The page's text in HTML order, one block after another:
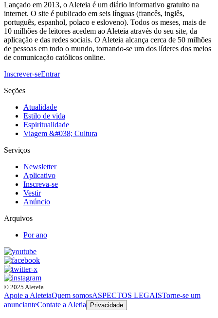
Lançado em 2013, o Aleteia é um diário informativo gratuito na
internet. O site é publicado em seis línguas (francês, inglês,
português, espanhol, polaco e esloveno). Todos os meses, mais de
10 milhões de leitores acedem ao Aleteia através do seu site, da
aplicação e das redes sociais. O Aleteia alcança cerca de 50 milhões
de pessoas em todo o mundo, tornando-se um dos líderes dos meios
de comunicação católicos online.
Inscrever-seEntrar
Seções
Atualidade
Estilo de vida
Espiritualidade
Viagem &#038; Cultura
Serviços
Newsletter
Aplicativo
Inscreva-se
Vestir
Anúncio
Arquivos
Por ano
© 2025 Aleteia
Apoie a AleteiaQuem somosASPECTOS LEGAISTorne-se um
anuncianteContate a Aletia Privacidade